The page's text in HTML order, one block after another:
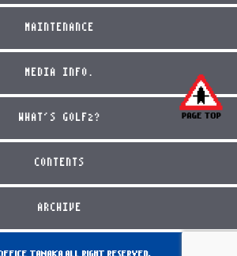
MAINTENANCE
MEDIA INFO.
WHAT'S GOLF2?
CONTENTS
ARCHIVE